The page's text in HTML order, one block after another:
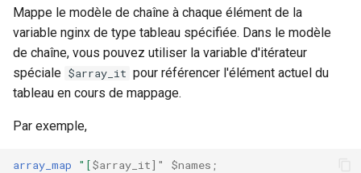
prettycjson
pubsub
Mappe le modèle de chaîne à chaque élément de la
variable nginx de type tableau spécifiée. Dans le modèle
de chaîne, vous pouvez utiliser la variable d'itérateur
spéciale $array_it pour référencer l'élément actuel du
tableau en cours de mappage.
Par exemple,
array_map "[$array_it]" $names ;